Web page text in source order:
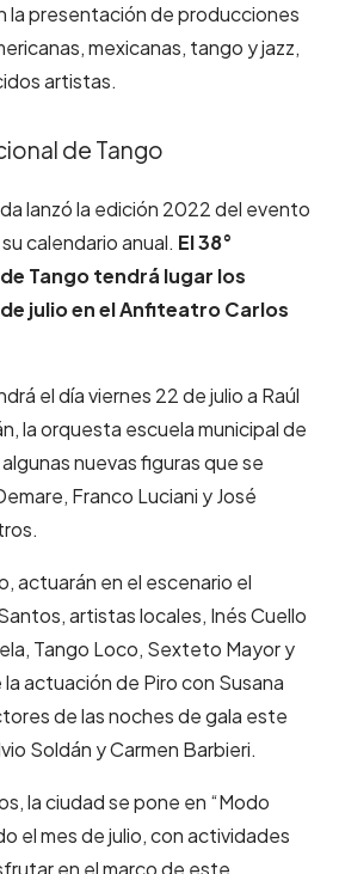
la presentación de producciones
mexicanas, tango y jazz,
artistas.
de Tango
lanzó la edición 2022 del evento
calendario anual. El 38°
Tango tendrá lugar los
julio en el Anfiteatro Carlos
el día viernes 22 de julio a Raúl
la orquesta escuela municipal de
nuevas figuras que se
Franco Luciani y José
actuarán en el escenario el
artistas locales, Inés Cuello
Tango Loco, Sexteto Mayor y
actuación de Piro con Susana
de las noches de gala este
Soldán y Carmen Barbieri.
la ciudad se pone en “Modo
el mes de julio, con actividades
en el marco de este